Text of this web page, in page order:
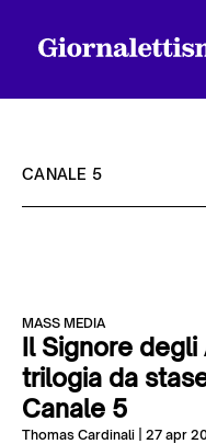
Chi siamo
Contatti
CANALE 5
MASS MEDIA
Il Signore
trilogia da
Canale 5
Thomas Cardinali | 27 apr